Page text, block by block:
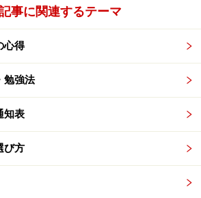
の順に並べています。やはり「勉
労している中学１年生が多いようで
」や「生徒会活動」は中学校ならで
す。
」を乗り越えるために必要
学校とのギャップに苦しまないため
ずは中学校生活が今までとはどのよ
事に関連するテーマ
心得
勉強法
知表
び方